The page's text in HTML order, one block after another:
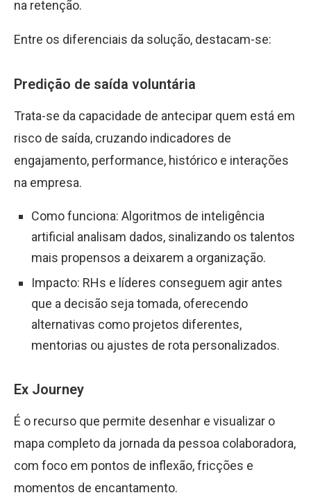
na retenção.
Entre os diferenciais da solução, destacam-se:
Predição de saída voluntária
Trata-se da capacidade de antecipar quem está em
risco de saída, cruzando indicadores de
engajamento, performance, histórico e interações
na empresa.
Como funciona: Algoritmos de inteligência
artificial analisam dados, sinalizando os talentos
mais propensos a deixarem a organização.
Impacto: RHs e líderes conseguem agir antes
que a decisão seja tomada, oferecendo
alternativas como projetos diferentes,
mentorias ou ajustes de rota personalizados.
Ex Journey
É o recurso que permite desenhar e visualizar o
mapa completo da jornada da pessoa colaboradora,
com foco em pontos de inflexão, fricções e
momentos de encantamento.